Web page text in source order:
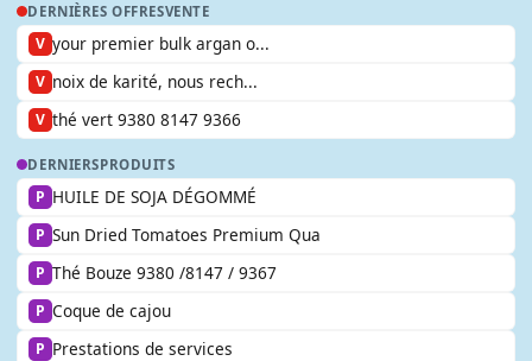
DERNIÈRES OFFRESVENTE
V your premier bulk argan o...
V noix de karité, nous rech...
V thé vert 9380 8147 9366
DERNIERSPRODUITS
P HUILE DE SOJA DÉGOMMÉ
P Sun Dried Tomatoes Premium Qua
P Thé Bouze 9380 /8147 / 9367
P Coque de cajou
P Prestations de services